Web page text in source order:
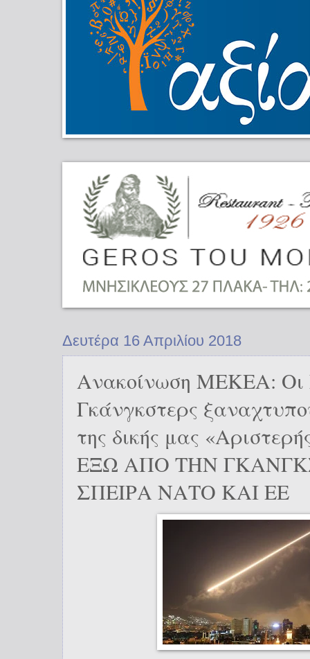
Δευτέρα 16 Απριλίου 2018
Ανακοίνωση ΜΕΚΕΑ: Οι
Γκάνγκστερς
της δικής μας
ΕΞΩ ΑΠΟ ΤΗΝ
ΣΠΕΙΡΑ ΝΑΤΟ ΚΑΙ ΕΕ